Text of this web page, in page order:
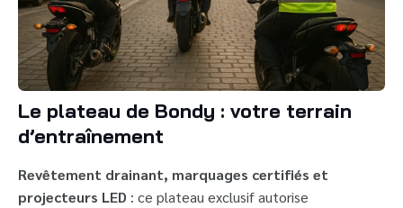
Le plateau de Bondy : votre terrain
d’entraînement
Revêtement drainant, marquages certifiés et
projecteurs LED : ce plateau exclusif autorise